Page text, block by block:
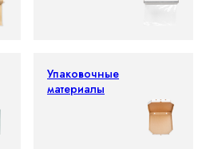
Упаковочные
материалы